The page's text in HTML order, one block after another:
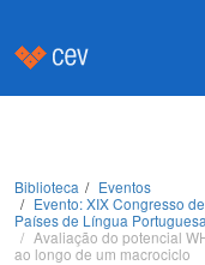
Biblioteca
Eventos
Evento: XIX Congresso
Países de Língua
Avaliação do potencial
ao longo de um macrociclo